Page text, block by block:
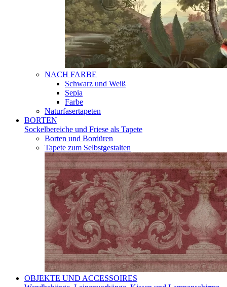
NACH FARBE
Schwarz und Weiß
Sepia
Farbe
Naturfasertapeten
BORTEN
Sockelbereiche und Friese als Tapete
Borten und Bordüren
Tapete zum Selbstgestalten
OBJEKTE UND ACCESSOIRES